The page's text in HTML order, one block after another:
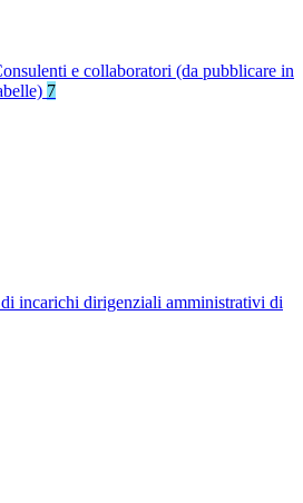
e collaboratori (da pubblicare in
7
incarichi dirigenziali amministrativi di